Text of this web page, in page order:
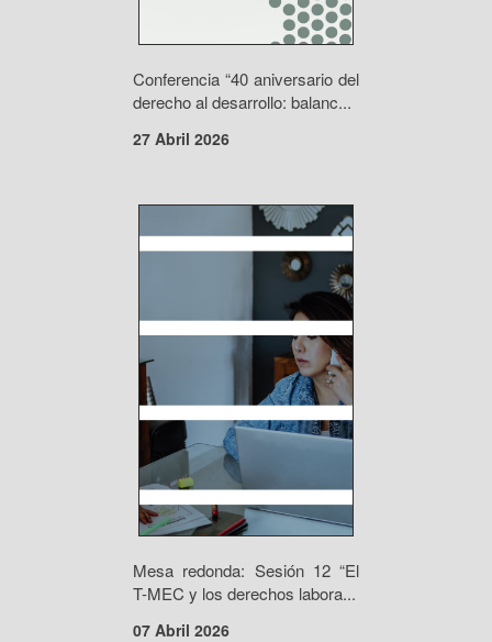
Conferencia “40 aniversario del
derecho al desarrollo: balanc...
27 Abril 2026
Mesa redonda: Sesión 12 “El
T-MEC y los derechos labora...
07 Abril 2026